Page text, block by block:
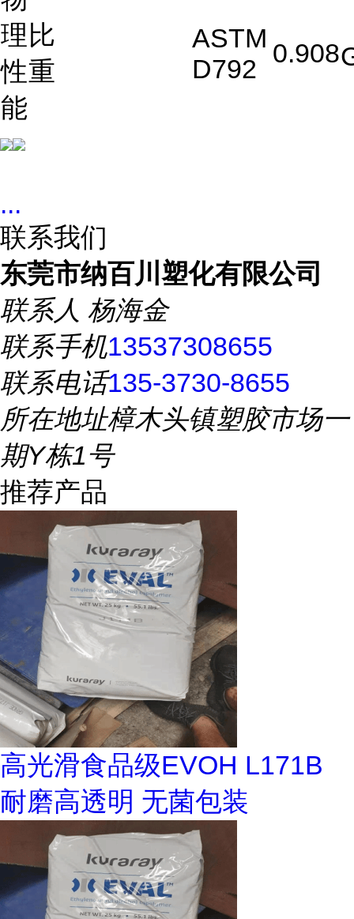
理
性
能
比
重
ASTM
D792
0.908
...
联系我们
东莞市纳百川塑化有限公司
联系人 杨海金
联系手机13537308655
联系电话135-3730-8655
所在地址樟木头镇塑胶市场一
期Y栋1号
推荐产品
高光滑食品级EVOH L171B
耐磨高透明 无菌包装